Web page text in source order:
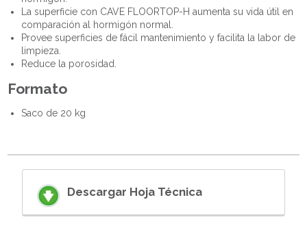
La superficie con CAVE FLOORTOP-H aumenta su vida útil en
comparación al hormigón normal.
Provee superficies de fácil mantenimiento y facilita la labor de
limpieza.
Reduce la porosidad.
Formato
Saco de 20 kg
Descargar Hoja Técnica